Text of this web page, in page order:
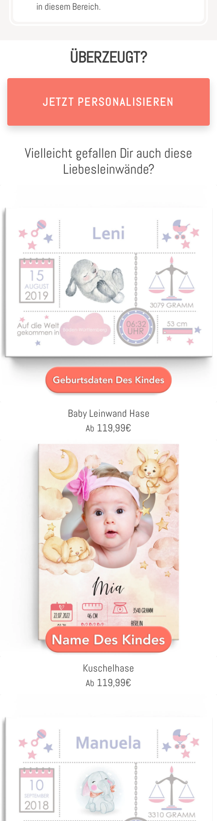
in diesem Bereich.
ÜBERZEUGT?
JETZT PERSONALISIEREN
Vielleicht gefallen Dir auch diese
Liebesleinwände?
Baby Leinwand Hase
Ab 119,99€
Kuschelhase
Ab 119,99€